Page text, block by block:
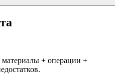
материалы + операции +